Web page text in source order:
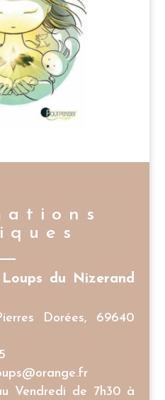
du Nizerand
Dorées, 69640
Vendredi de 7h30 à